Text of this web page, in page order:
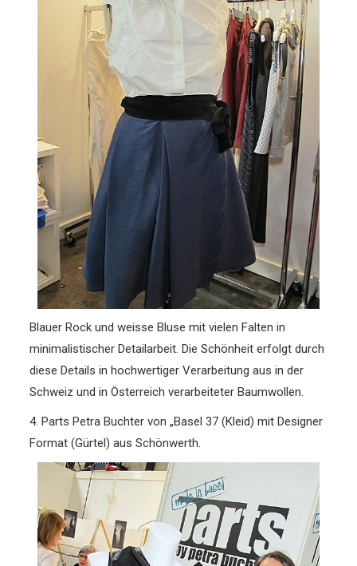
Blauer Rock und weisse Bluse mit vielen Falten in
minimalistischer Detailarbeit. Die Schönheit erfolgt durch
diese Details in hochwertiger Verarbeitung aus in der
Schweiz und in Österreich verarbeiteter Baumwollen.
4. Parts Petra Buchter von „Basel 37 (Kleid) mit Designer
Format (Gürtel) aus Schönwerth.